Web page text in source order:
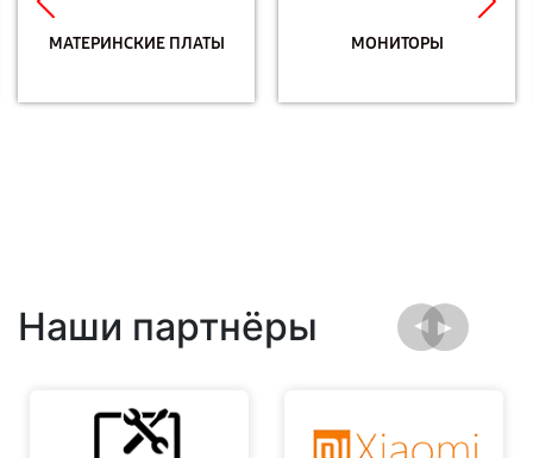
МАТЕРИНСКИЕ ПЛАТЫ МОНИТОРЫ
Наши партнёры